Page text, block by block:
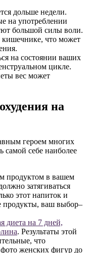
дольше недели.
на употреблении
большой силы воли.
кишечнике, что может
на состоянии ваших
цикле.
вес может
на
героем многих
самой себе наиболее
продуктом в вашем
затягиваться
этот напиток и
продукты, ваш выбор–
диета на 7 дней,
. Результаты этой
что
женских фигур до